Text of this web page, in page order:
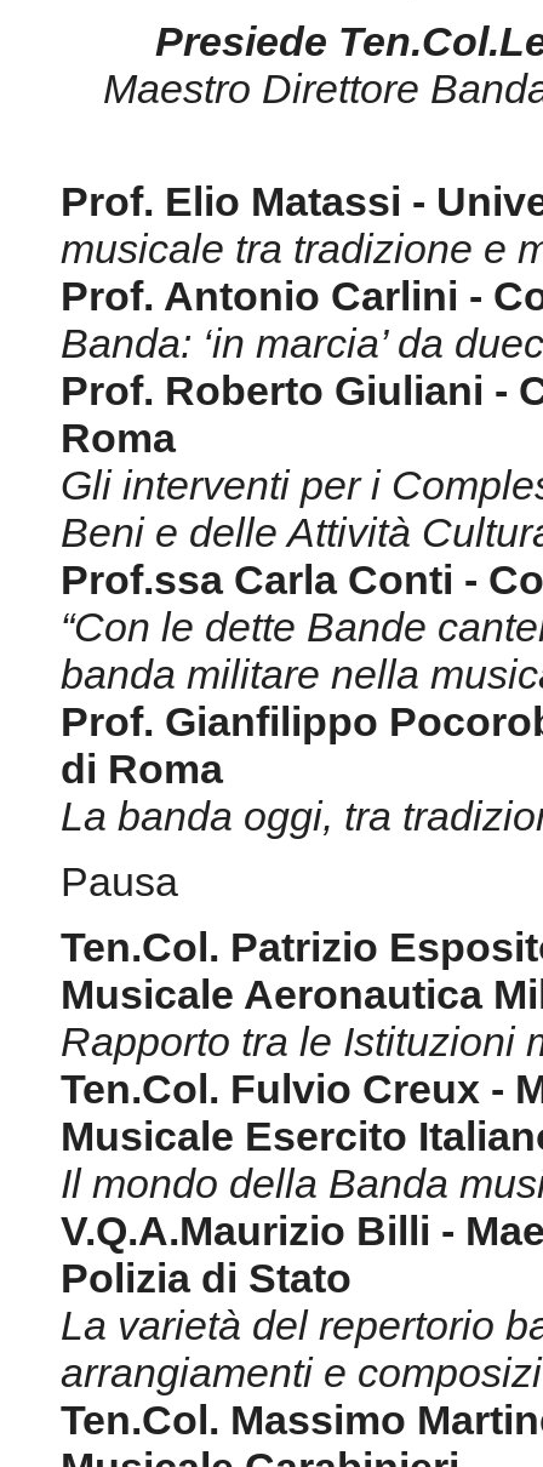
Presiede
Maestro Direttore
Prof. Elio Matassi -
musicale tra tradizione e
Prof. Antonio Carlini -
Banda: ‘in marcia’ da
Prof. Roberto Giuliani -
Roma
Gli interventi per i
Beni e delle Attività
Prof.ssa Carla Conti -
“Con le dette Bande
banda militare nella
Prof. Gianfilippo
di Roma
La banda oggi, tra
Pausa
Ten.Col. Patrizio
Musicale Aeronautica
Rapporto tra le Istituzioni
Ten.Col. Fulvio Creux -
Musicale Esercito
Il mondo della Banda
V.Q.A.Maurizio Billi -
Polizia di Stato
La varietà del repertorio
arrangiamenti e
Ten.Col. Massimo